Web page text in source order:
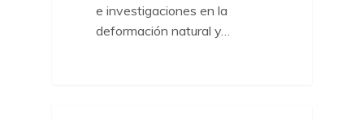
e investigaciones en la
deformación natural y…